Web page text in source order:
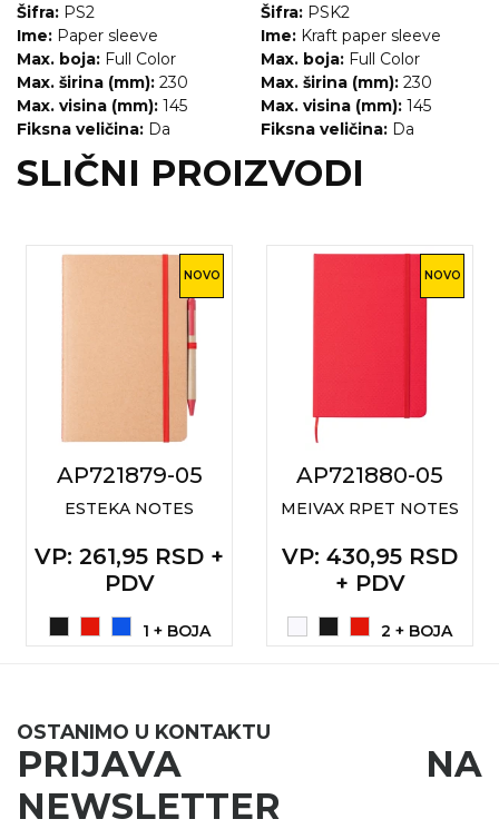
Šifra: PS2
Ime: Paper sleeve
Max. boja: Full Color
Max. širina (mm): 230
Max. visina (mm): 145
Fiksna veličina: Da
Šifra: PSK2
Ime: Kraft paper sleeve
Max. boja: Full Color
Max. širina (mm): 230
Max. visina (mm): 145
Fiksna veličina: Da
SLIČNI PROIZVODI
NOVO
AP721879-05
ESTEKA NOTES
VP: 261,95 RSD +
PDV
1 + BOJA
NOVO
AP721880-05
MEIVAX RPET NOTES
VP: 430,95 RSD
+ PDV
2 + BOJA
OSTANIMO U KONTAKTU
PRIJAVA NA
NEWSLETTER